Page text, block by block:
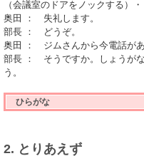
（会議室のドアをノックする）
奥田 ： 失礼します。
部長 ： どうぞ。
奥田 ： ジムさんから今電話が
部長 ： そうですか。しょうが
う。
ひらがな
2. とりあえず